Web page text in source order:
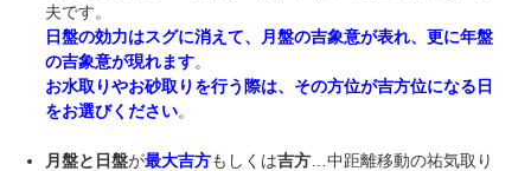
夫です。
日盤の効力はスグに消えて、月盤の吉象意が表れ、更に年盤
の吉象意が現れます。
お水取りやお砂取りを行う際は、その方位が吉方位になる日
をお選びください。
月盤と日盤が最大吉方もしくは吉方 …中距離移動の祐気取り